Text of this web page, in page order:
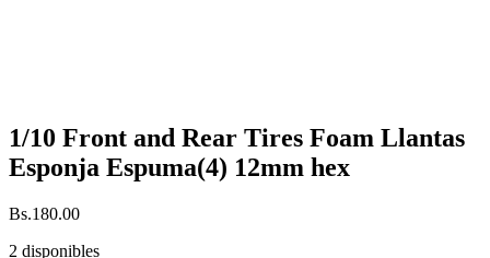
1/10 Front and Rear Tires Foam Llantas
Esponja Espuma(4) 12mm hex
Bs.180.00
2 disponibles